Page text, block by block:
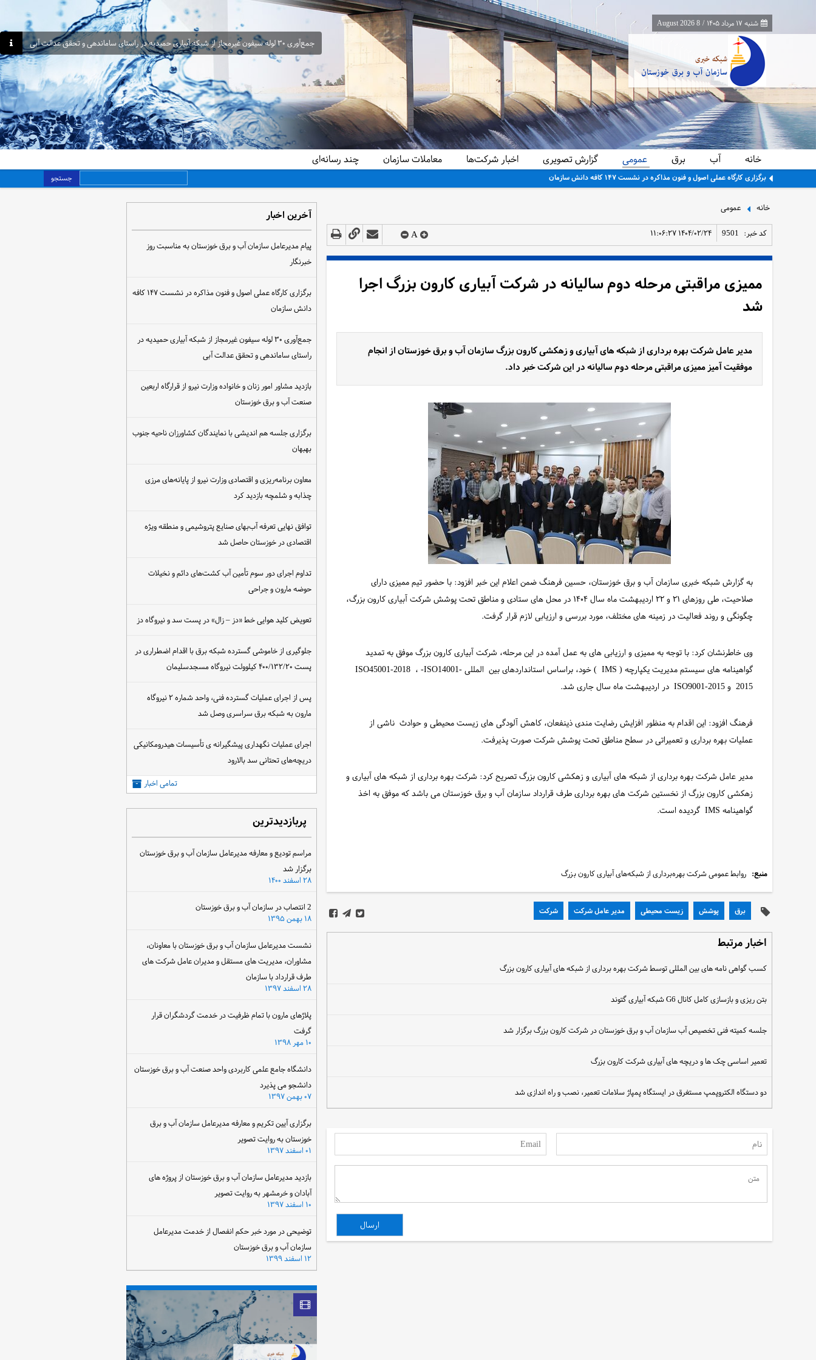
شنبه ۱۷ مرداد ۱۴۰۵ /
8 August 2026
جمع‌آوری ۳۰ لوله سیفون غیرمجاز از شبکه آبیاری حمیدیه در راستای ساماندهی و تحقق عدالت آبی
خانه آب برق عمومی گزارش تصویری اخبار شرکت‌ها معاملات سازمان چند رسانه‌ای
برگزاری کارگاه عملی اصول و فنون مذاکره در نشست ۱۴۷ کافه دانش سازمان جستجو
خانه عمومی
کد خبر: 9501 ۱۴۰۴/۰۲/۲۴ ۱۱:۰۶:۲۷ A
ممیزی مراقبتی مرحله دوم سالیانه در شرکت آبیاری کارون بزرگ اجرا
شد
مدیر عامل شرکت بهره برداری از شبکه های آبیاری و زهکشی کارون بزرگ سازمان آب و برق خوزستان از انجام
موفقیت آمیز ممیزی مراقبتی مرحله دوم سالیانه در این شرکت خبر داد.
به گزارش شبکه خبری سازمان آب و برق خوزستان، حسین فرهنگ ضمن اعلام این خبر افزود: با حضور تیم ممیزی دارای
صلاحیت، طی روزهای ۲۱ و ۲۲ اردیبهشت ماه سال ۱۴۰۴ در محل های ستادی و مناطق تحت پوشش شرکت آبیاری کارون بزرگ،
چگونگی و روند فعالیت در زمینه های مختلف، مورد بررسی و ارزیابی لازم قرار گرفت.
وی خاطرنشان کرد: با توجه به ممیزی و ارزیابی های به عمل آمده در این مرحله، شرکت آبیاری کارون بزرگ موفق به تمدید
گواهینامه های سیستم مدیریت یکپارچه ( IMS ) خود، براساس استانداردهای بین المللی ISO45001-2018 ، -ISO14001-
2015 و ISO9001-2015 در اردیبهشت ماه سال جاری شد.
فرهنگ افزود: این اقدام به منظور افزایش رضایت مندی ذینفعان، کاهش آلودگی های زیست محیطی و حوادث ناشی از
عملیات بهره برداری و تعمیراتی در سطح مناطق تحت پوشش شرکت صورت پذیرفت.
مدیر عامل شرکت بهره برداری از شبکه های آبیاری و زهکشی کارون بزرگ تصریح کرد: شرکت بهره برداری از شبکه های آبیاری و
زهکشی کارون بزرگ از نخستین شرکت های بهره برداری طرف قرارداد سازمان آب و برق خوزستان می باشد که موفق به اخذ
گواهینامه IMS گردیده است.
منبع: روابط عمومی شرکت بهره‌برداری از شبکه‌های آبیاری کارون بزرگ
برق پوشش زیست محیطی مدیر عامل شرکت شرکت
اخبار مرتبط
کسب گواهی نامه های بین المللی توسط شرکت بهره برداری از شبکه های آبیاری کارون بزرگ
بتن ریزی و بازسازی کامل کانال G6 شبکه آبیاری گتوند
جلسه کمیته فنی تخصیص آب سازمان آب و برق خوزستان در شرکت کارون بزرگ برگزار شد
تعمیر اساسی چک ها و دریچه های آبیاری شرکت کارون بزرگ
دو دستگاه الکتروپمپ مستغرق در ایستگاه پمپاژ سلامات تعمیر، نصب و راه اندازی شد
آخرین اخبار
پیام مدیرعامل سازمان آب و برق خوزستان به مناسبت روز
خبرنگار
برگزاری کارگاه عملی اصول و فنون مذاکره در نشست ۱۴۷ کافه
دانش سازمان
جمع‌آوری ۳۰ لوله سیفون غیرمجاز از شبکه آبیاری حمیدیه در
راستای ساماندهی و تحقق عدالت آبی
بازدید مشاور امور زنان و خانواده وزارت نیرو از قرارگاه اربعین
صنعت آب و برق خوزستان
برگزاری جلسه هم اندیشی با نمایندگان کشاورزان ناحیه جنوب
بهبهان
معاون برنامه‌ریزی و اقتصادی وزارت نیرو از پایانه‌های مرزی
چذابه و شلمچه بازدید کرد
توافق نهایی تعرفه آب‌بهای صنایع پتروشیمی و منطقه ویژه
اقتصادی در خوزستان حاصل شد
تداوم اجرای دور سوم تأمین آب کشت‌های دائم و نخیلات
حوضه مارون و جراحی
تعویض کلید هوایی خط «دز – زال» در پست سد و نیروگاه دز
جلوگیری از خاموشی گسترده شبکه برق با اقدام اضطراری در
پست ۴۰۰/۱۳۲/۲۰ کیلوولت نیروگاه مسجدسلیمان
پس از اجرای عملیات گسترده فنی، واحد شماره ۲ نیروگاه
مارون به شبکه برق سراسری وصل شد
اجرای عملیات نگهداری پیشگیرانه ی تأسیسات هیدرومکانیکی
دریچه‌های تحتانی سد بالارود
تمامی اخبار
پربازدیدترین
مراسم تودیع و معارفه مدیرعامل سازمان آب و برق خوزستان
برگزار شد
۲۸ اسفند ۱۴۰۰
2 انتصاب در سازمان آب و برق خوزستان
۱۸ بهمن ۱۳۹۵
نشست مدیرعامل سازمان آب و برق خوزستان با معاونان،
مشاوران، مدیریت های مستقل و مدیران عامل شرکت های
طرف قرارداد با سازمان
۲۸ اسفند ۱۳۹۷
پلاژهای مارون با تمام ظرفیت در خدمت گردشگران قرار
گرفت
۱۰ مهر ۱۳۹۸
دانشگاه جامع علمی کاربردی واحد صنعت آب و برق خوزستان
دانشجو می پذیرد
۰۷ بهمن ۱۳۹۷
برگزاری آیین تکریم و معارفه مدیرعامل سازمان آب و برق
خوزستان به روایت تصویر
۰۱ اسفند ۱۳۹۷
بازدید مدیرعامل سازمان آب و برق خوزستان از پروژه های
آبادان و خرمشهر به روایت تصویر
۱۰ اسفند ۱۳۹۷
توضیحی در مورد خبر حکم انفصال از خدمت مدیرعامل
سازمان آب و برق خوزستان
۱۲ اسفند ۱۳۹۹